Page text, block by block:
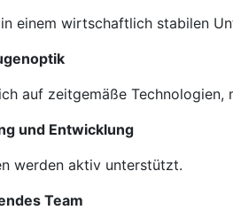
einem wirtschaftlich stabilen
auf zeitgemäße
und Entwicklung
werden aktiv unterstützt.
Team